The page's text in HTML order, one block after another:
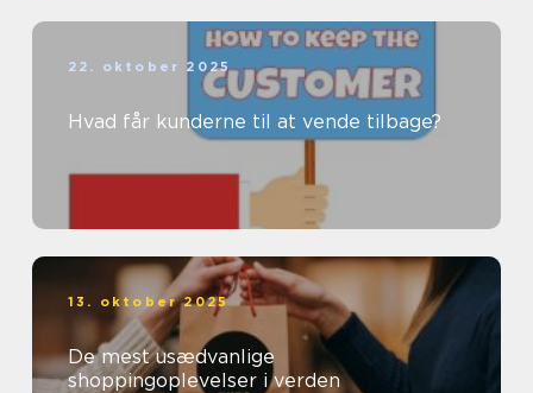
22. oktober 2025
Hvad får kunderne til at vende tilbage?
13. oktober 2025
De mest usædvanlige
shoppingoplevelser i verden